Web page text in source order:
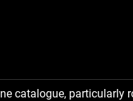
catalogue, particularly